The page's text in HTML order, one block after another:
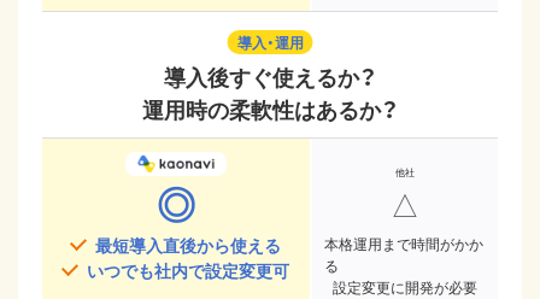
導入・運用
導入後すぐ使えるか？
運用時の柔軟性はあるか？
◎
最短導入直後から使える
いつでも社内で設定変更可
△
本格運用まで時間がかか
る
設定変更に開発が必要